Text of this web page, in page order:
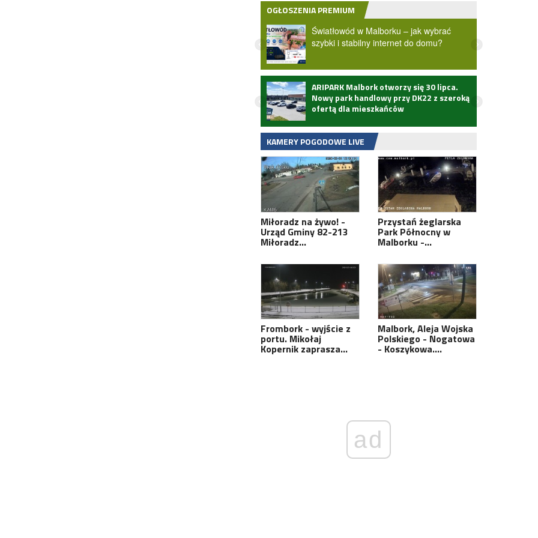
OGŁOSZENIA PREMIUM
Światłowód w Malborku – jak wybrać
szybki i stabilny internet do domu?
ARIPARK Malbork otworzy się 30 lipca.
Nowy park handlowy przy DK22 z szeroką
ofertą dla mieszkańców
KAMERY POGODOWE LIVE
Miłoradz na żywo! -
Urząd Gminy 82-213
Miłoradz…
Przystań żeglarska
Park Północny w
Malborku -…
Frombork - wyjście z
portu. Mikołaj
Kopernik zaprasza…
Malbork, Aleja Wojska
Polskiego - Nogatowa
- Koszykowa.…
ad